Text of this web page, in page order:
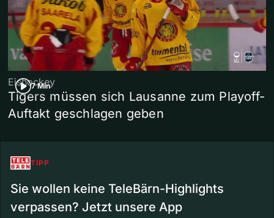
7 Min
Eishockey
Tigers müssen sich Lausanne zum Playoff-
Auftakt geschlagen geben
TIPP
Sie wollen keine TeleBärn-Highlights
verpassen? Jetzt unsere App